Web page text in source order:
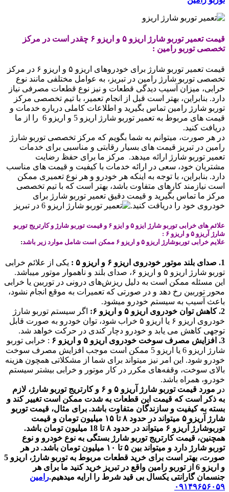
قیمت تعمیر توربو شارژ اریزو ۵ و اریزو ۶ چقدر است در مرکز
تخصصی توربو رامین :
قیمت تعمیر توربو شارژ برای خودروهای اریزو ۵ و اریزو ۶ در مرکز
تخصصی توربو شارژ رامین در تبریز، به عوامل مختلفی مانند نوع
خرابی، میزان آسیب دیدگی قطعات و نیز نوع قطعات مصرفی نیاز
دارد. بنابراین، بهتر است قبل از انجام تعمیر، با تیم تخصصی مرکز
توربو شارژ رامین تماس بگیرید و اطلاعات کاملی درباره خدمات و
قیمت های مربوط به تعمیر توربو شارژ اریزو 5 و اریزو 6 را از ما
دریافت کنید.
در هر صورت، میتوانم به شما بگویم که مرکز تخصصی توربو شارژ
رامین در تبریز قیمت های بسیار رقابتی و مناسبی برای خدمات
تعمیر توربو شارژ ارائه میدهد. مرکز ما برای حفظ رضایت
مشتریان خود، سعی در ارائه خدمات با کیفیت و قیمت های مناسب
دارد. بنابراین، با توجه به اینکه هر خودرو و هر نوع تعمیری ممکن
است نیازمند کارهای متفاوت باشد، بهتر است که با تیم تخصصی
مرکز ما تماس بگیرید و قیمت دقیق تعمیر توربو شارژ برای
خودروی خود را دریافت کنید.
علائم های خرابی توربو شارژ ایزو ۵ و ایزو ۶ و قیمت توربو شارژ و کارتریج توربو
شارژ آریزو ۵ و اریزو ۶ :
علایم خرابی توربوشارژ اریزو ۵ و اریزو ۶ ممکن است شامل موارد زیر باشد
:
1. صدای بلند موتور خودروی اریزو ۶ و اریزو ۵ :
یکی از علائم خرابی
توربو شارژ اریزو ۵ و اریزو ۶، صدای بلند و ناهموار موتور میباشد.
این مسئله ممکن است به دلیل ریزش‌های درونی در توربین یا خرابی
محور توربین رخ دهد و در صورتی که تعمیرات به موقع انجام نشود،
باعث آسیب به سیستم خودرو میشود.
2. کاهش توان خودروی اریزو ۵ و اریزو ۶:
اگر سیستم توربو شارژ
خودروی اریزو ۶ یا اریزو ۵ خراب شود، توان خودرو به صورت قابل
توجهی کاهش می یابد و خودرو دچار کندی در حرکت خواهد شد.
3. افزایش مصرف سوخت خودروی اریزو ۵ و اریزو ۶
: خرابی توربو
شارژ اریزو 6 یا اریزو 5 ممکن است موجب افزایش مصرف سوخت
خودرو شود. این امر نیز میتواند برای شما از مشکلاتی همچون هزینه
بالای سوخت، وقفه‌های مکرر در کار موتور و خرابی بیشتر سیستم
خودرو، همراه باشد.
د
ر مورد قیمت توربو شارژ آریزو ۵ و ۶ و کارتریج توربو شارژ، لازم
به ذکر است که قیمت این قطعات به شدت ممکن است تغییر کند و
بسته به کیفیت و سازندگان متفاوت باشد. برای مثال، قیمت توربو
شارژ آریزو ۵ میتواند در حدود ۸ تا ۱۵ میلیون تومان و قیمت
توربوشارژ آریزو ۶ میتواند در حدود ۸ تا 18 میلیون تومان باشد.
همچنین، قیمت کارتریج توربو شارژ بستگی به نوع خودرو و نوع
توربو شارژ دارد و میتواند بین ۵ تا ۱۰ میلیون تومان باشد. در هر
صورت، بهتر است برای خرید قطعات مربوط به توربو شارژ، اریزو 5
و اریزو 6 از توربو رامین واقع در تبریز خرید کنید ما برای هر
جنسمان گارانتی یکسال بی قید شرط را ارایه میدهیم.رامین
۰۹۱۴۹۶۵۶۰۵۹